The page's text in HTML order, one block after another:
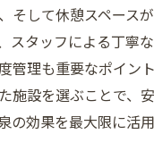
策におすすめの公衆浴
衆浴場で実感する腰痛
ちが満足できる公衆浴
場利用時の腰痛対策マ
効く温泉利用の新常識
そして休憩スペース
スタッフによる丁寧
管理も重要なポイン
施設を選ぶことで、
の効果を最大限に活用